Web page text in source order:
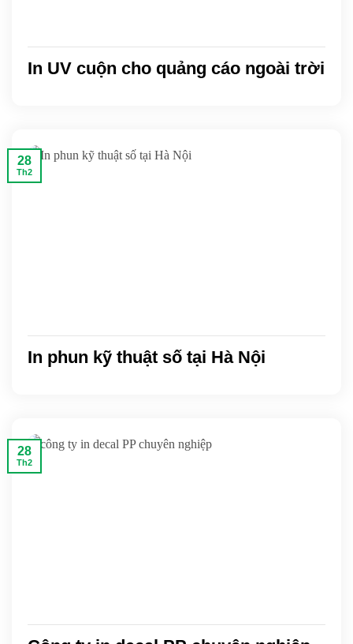
In UV cuộn cho quảng cáo ngoài trời
In phun kỹ thuật số tại Hà Nội
28
Th2
28
Th2